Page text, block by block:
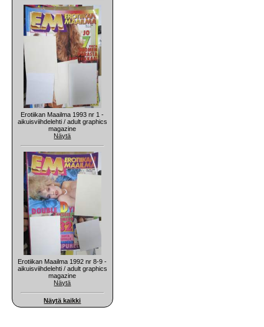
Erotiikan Maailma 1993 nr 1 -
aikuisviihdelehti / adult graphics
magazine
Näytä
Erotiikan Maailma 1992 nr 8-9 -
aikuisviihdelehti / adult graphics
magazine
Näytä
Näytä kaikki